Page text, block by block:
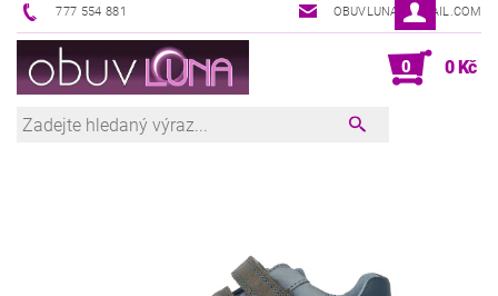
777 554 881 OBUVLUNA@GMAIL.COM
0 0 Kč